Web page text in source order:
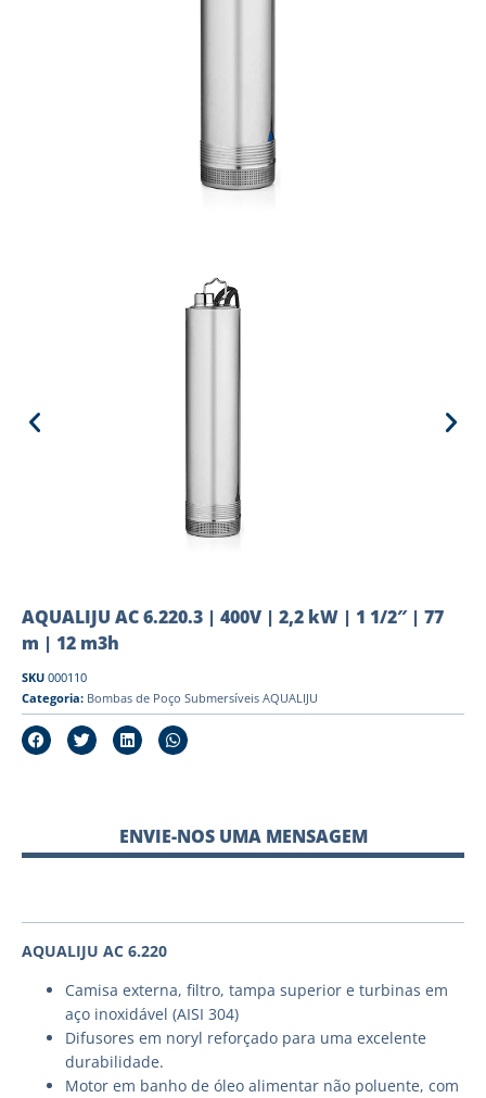
AQUALIJU AC 6.220.3 | 400V | 2,2 kW | 1 1/2″ | 77
m | 12 m3h
SKU 000110
Categoria: Bombas de Poço Submersíveis AQUALIJU
ENVIE-NOS UMA MENSAGEM
AQUALIJU AC 6.220
Camisa externa, filtro, tampa superior e turbinas em
aço inoxidável (AISI 304)
Difusores em noryl reforçado para uma excelente
durabilidade.
Motor em banho de óleo alimentar não poluente, com